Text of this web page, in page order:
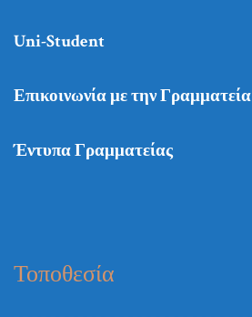
Uni-Student
Επικοινωνία με την Γραμματεία
Έντυπα Γραμματείας
Τοποθεσία